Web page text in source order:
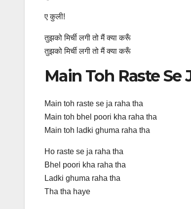
ए कुली!
तुझको मिर्ची लगी तो मैं क्या करूँ
तुझको मिर्ची लगी तो मैं क्या करूँ
Main Toh Raste Se
Main toh raste se ja raha tha
Main toh bhel poori kha raha tha
Main toh ladki ghuma raha tha
Ho raste se ja raha tha
Bhel poori kha raha tha
Ladki ghuma raha tha
Tha tha haye